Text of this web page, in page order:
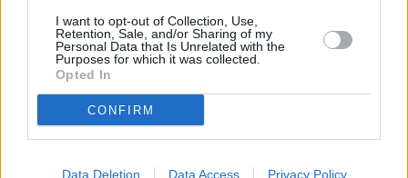
I want to opt-out of Collection, Use,
Retention, Sale, and/or Sharing of my
Personal Data that Is Unrelated with the
Purposes for which it was collected.
Opted In
CONFIRM
Data Deletion Data Access Privacy Policy